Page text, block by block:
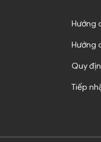
Hướng
Hướng
Quy
Tiếp